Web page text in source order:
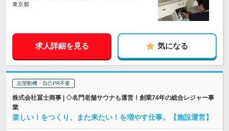
東京都
求人詳細を見る 気になる
志望動機・自己PR不要
株式会社冨士商事 | ◇名門老舗サウナも運営！創業74年の総合レジャー事
業
楽しい！をつくり、また来たい！を増やす仕事。【施設運営】